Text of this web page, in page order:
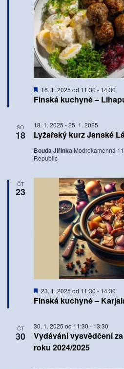
Finská kuchyně –
Doporučené
16. 1. 2025 od 11:30 - 14:30
SO
18 Lyžařský kurz Janské
18. 1. 2025 -25. 1. 2025
Bouda Jiřinka Modrokamenná
Republic
ČT
23
Finská kuchyně –
Doporučené
23. 1. 2025 od 11:30 - 14:30
ČT
30
Vydávání vysvědčení
roku 2024/2025
30. 1. 2025 od 11:30 - 13:30